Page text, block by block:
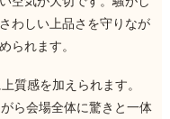
わしい上品さを守りなが
られます。
質感を加えられます。
ら会場全体に驚きと一体